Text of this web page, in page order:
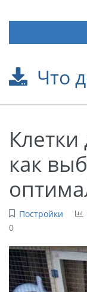
Что
Клетки
как
Постройки
0